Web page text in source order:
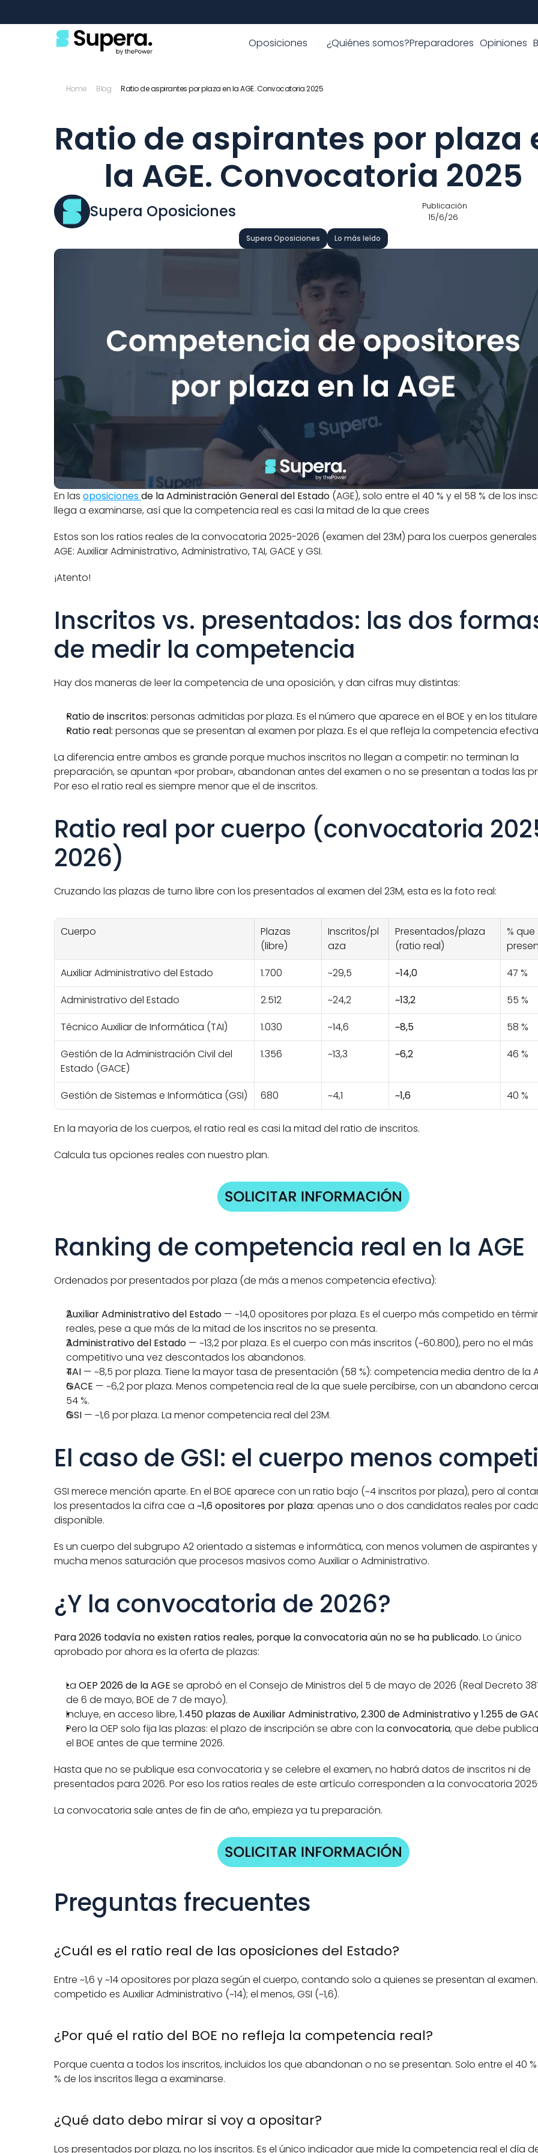
Oposiciones ¿Quiénes somos?Preparadores Opiniones
Home Blog Ratio de aspirantes por plaza en la AGE. Convocatoria 2025
Ratio de aspirantes por plaza
la AGE. Convocatoria 2025
Supera Oposiciones
Publicación
15/6/26
Supera Oposiciones Lo más leído
En las oposiciones de la Administración General del Estado (AGE), solo entre el 40 % y el 58 % de los
llega a examinarse, así que la competencia real es casi la mitad de la que crees
Estos son los ratios reales de la convocatoria 2025-2026 (examen del 23M) para los cuerpos
AGE: Auxiliar Administrativo, Administrativo, TAI, GACE y GSI.
¡Atento!
Inscritos vs. presentados: las dos
de medir la competencia
Hay dos maneras de leer la competencia de una oposición, y dan cifras muy distintas:
Ratio de inscritos: personas admitidas por plaza. Es el número que aparece en el BOE y en los
Ratio real: personas que se presentan al examen por plaza. Es el que refleja la competencia
La diferencia entre ambos es grande porque muchos inscritos no llegan a competir: no terminan la
preparación, se apuntan «por probar», abandonan antes del examen o no se presentan a todas las
Por eso el ratio real es siempre menor que el de inscritos.
Ratio real por cuerpo (convocatoria
2026)
Cruzando las plazas de turno libre con los presentados al examen del 23M, esta es la foto real:
Cuerpo
Plazas
(libre)
Inscritos/pl
aza
Presentados/plaza
(ratio real)
% que
Auxiliar Administrativo del Estado
1.700 ~29,5 ~14,0
47 %
Administrativo del Estado
2.512 ~24,2 ~13,2
55 %
Técnico Auxiliar de Informática (TAI)
1.030 ~14,6 ~8,5
58 %
Gestión de la Administración Civil del
Estado (GACE)
1.356 ~13,3 ~6,2 46 %
Gestión de Sistemas e Informática (GSI) 680 ~4,1 ~1,6 40 %
En la mayoría de los cuerpos, el ratio real es casi la mitad del ratio de inscritos.
Calcula tus opciones reales con nuestro plan.
Ranking de competencia real en la AGE
Ordenados por presentados por plaza (de más a menos competencia efectiva):
Auxiliar Administrativo del Estado — ~14,0 opositores por plaza. Es el cuerpo más competido en
reales, pese a que más de la mitad de los inscritos no se presenta.
Administrativo del Estado — ~13,2 por plaza. Es el cuerpo con más inscritos (~60.800), pero no el más
competitivo una vez descontados los abandonos.
TAI — ~8,5 por plaza. Tiene la mayor tasa de presentación (58 %): competencia media dentro de la
GACE — ~6,2 por plaza. Menos competencia real de la que suele percibirse, con un abandono
54 %.
GSI — ~1,6 por plaza. La menor competencia real del 23M.
El caso de GSI: el cuerpo menos
GSI merece mención aparte. En el BOE aparece con un ratio bajo (~4 inscritos por plaza), pero al
los presentados la cifra cae a ~1,6 opositores por plaza: apenas uno o dos candidatos reales por
disponible.
Es un cuerpo del subgrupo A2 orientado a sistemas e informática, con menos volumen de aspirantes y
mucha menos saturación que procesos masivos como Auxiliar o Administrativo.
¿Y la convocatoria de 2026?
Para 2026 todavía no existen ratios reales, porque la convocatoria aún no se ha publicado. Lo único
aprobado por ahora es la oferta de plazas:
La OEP 2026 de la AGE se aprobó en el Consejo de Ministros del 5 de mayo de 2026 (Real Decreto
de 6 de mayo, BOE de 7 de mayo).
Incluye, en acceso libre, 1.450 plazas de Auxiliar Administrativo, 2.300 de Administrativo y 1.255 de
Pero la OEP solo fija las plazas: el plazo de inscripción se abre con la convocatoria, que debe
el BOE antes de que termine 2026.
Hasta que no se publique esa convocatoria y se celebre el examen, no habrá datos de inscritos ni de
presentados para 2026. Por eso los ratios reales de este artículo corresponden a la convocatoria
La convocatoria sale antes de fin de año, empieza ya tu preparación.
Preguntas frecuentes
¿Cuál es el ratio real de las oposiciones del Estado?
Entre ~1,6 y ~14 opositores por plaza según el cuerpo, contando solo a quienes se presentan al examen.
competido es Auxiliar Administrativo (~14); el menos, GSI (~1,6).
¿Por qué el ratio del BOE no refleja la competencia real?
Porque cuenta a todos los inscritos, incluidos los que abandonan o no se presentan. Solo entre el 40
% de los inscritos llega a examinarse.
¿Qué dato debo mirar si voy a opositar?
Los presentados por plaza, no los inscritos. Es el único indicador que mide la competencia real el día